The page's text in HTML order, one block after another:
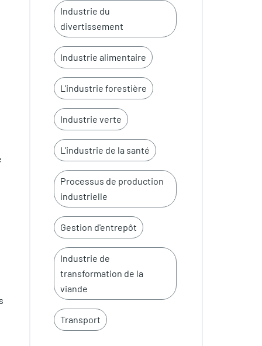
Industrie du
divertissement
Industrie alimentaire
L'industrie forestière
Industrie verte
L'industrie de la santé
Processus de production
industrielle
Gestion d'entrepôt
Industrie de
transformation de la
viande
Transport